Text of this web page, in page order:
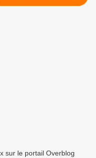
yacht, ni des stocks
sur le portail Overblog